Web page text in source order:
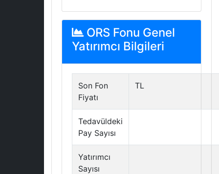
ORS Fonu Genel
Yatırımcı Bilgileri
Son Fon
Fiyatı
TL
Tedavüldeki
Pay Sayısı
Yatırımcı
Sayısı